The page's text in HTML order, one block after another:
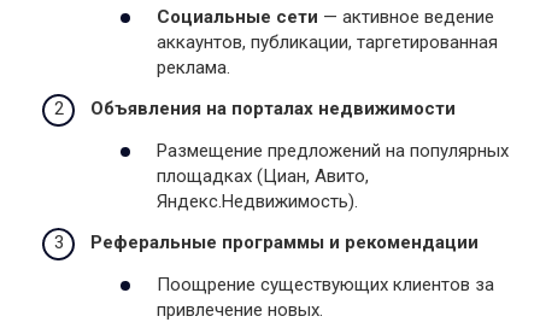
Социальные сети — активное ведение
аккаунтов, публикации, таргетированная
реклама.
Объявления на порталах недвижимости
Размещение предложений на популярных
площадках (Циан, Авито,
Яндекс.Недвижимость).
Реферальные программы и рекомендации
Поощрение существующих клиентов за
привлечение новых.